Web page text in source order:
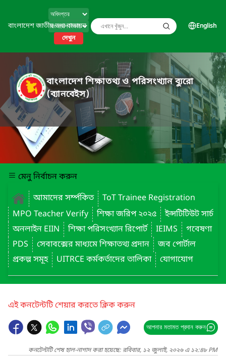
বাংলাদেশ জাতীয় তথ্য বাতায়ন
দেখুন
English
বাংলাদেশ শিক্ষাতথ্য ও পরিসংখ্যান ব্যুরো
(ব্যানবেইস)
মেনু নির্বাচন করুন
আমাদের সর্ম্পকিত
ToT Trainee Registration
MPO Teacher Verify
শিক্ষা জরিপ ২০২৫
ইন্সটিটিউট সার্চ
অনলাইন EIIN
শিক্ষা পরিসংখ্যান রিপোর্ট IEIMS
গবেষণা
PDS
সেবাবক্সের মাধ্যমে শিক্ষাতথ্য প্রদান
জব পোর্টাল
প্রকল্প সমূহ
UITRCE কর্মকর্তাদের তালিকা যোগাযোগ
এই কনটেন্টটি শেয়ার করতে ক্লিক করুন
আপনার মতামত প্রদান করুন
কনটেন্টটি শেষ হাল-নাগাদ করা হয়েছে: রবিবার, ১২ জুলাই, ২০২৬ এ ১২:৪৮ PM